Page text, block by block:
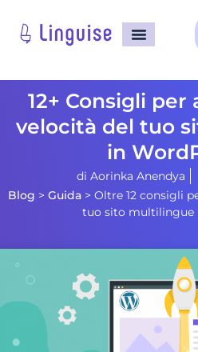
12+ Consigli
velocità del tuo
in
di Aorinka Anendya
Blog > Guida > Oltre 12 consigli
tuo sito multilingue